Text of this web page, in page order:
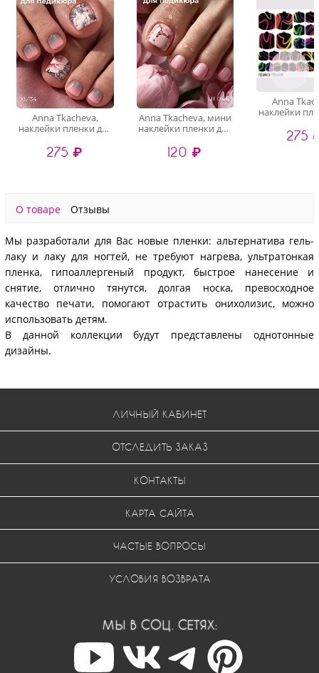
Anna Tkacheva,
наклейки пленки для
275 ₽
Anna Tkacheva, мини
наклейки пленки для
120 ₽
Anna
наклейки
275
О товаре Отзывы
Мы разработали для Вас новые пленки: альтернатива гель-
лаку и лаку для ногтей, не требуют нагрева, ультратонкая
пленка, гипоаллергеный продукт, быстрое нанесение и
снятие, отлично тянутся, долгая носка, превосходное
качество печати, помогают отрастить онихолизис, можно
использовать детям.
В данной коллекции будут представлены однотонные
дизайны.
ЛИЧНЫЙ КАБИНЕТ
ОТСЛЕДИТЬ ЗАКАЗ
КОНТАКТЫ
КАРТА САЙТА
ЧАСТЫЕ ВОПРОСЫ
УСЛОВИЯ ВОЗВРАТА
МЫ В СОЦ. СЕТЯХ: